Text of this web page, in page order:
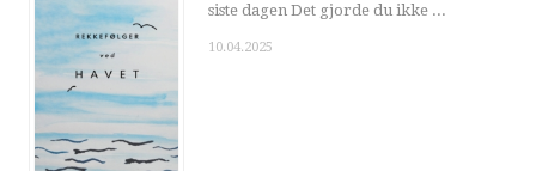
siste dagen Det gjorde du ikke ...
10.04.2025